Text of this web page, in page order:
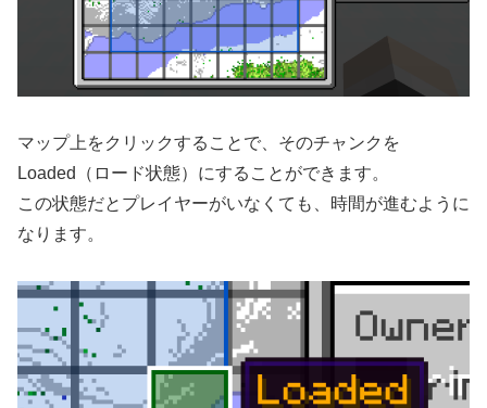
マップ上をクリックすることで、そのチャンクを
Loaded（ロード状態）にすることができます。
この状態だとプレイヤーがいなくても、時間が進むように
なります。